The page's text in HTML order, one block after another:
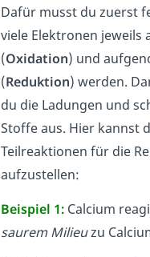
Dafür musst du zuerst
viele Elektronen jeweils
(Oxidation) und
(Reduktion) werden.
du die Ladungen und
Stoffe aus. Hier kannst
Teilreaktionen für die
aufzustellen:
Beispiel 1: Calcium
saurem Milieuzu